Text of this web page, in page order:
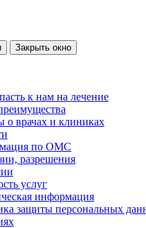
Закрыть окно
к нам на лечение
о врачах и клиниках
по ОМС
разрешения
услуг
информация
защиты персональных